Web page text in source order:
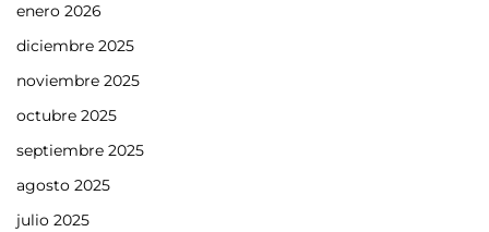
enero 2026
diciembre 2025
noviembre 2025
octubre 2025
septiembre 2025
agosto 2025
julio 2025